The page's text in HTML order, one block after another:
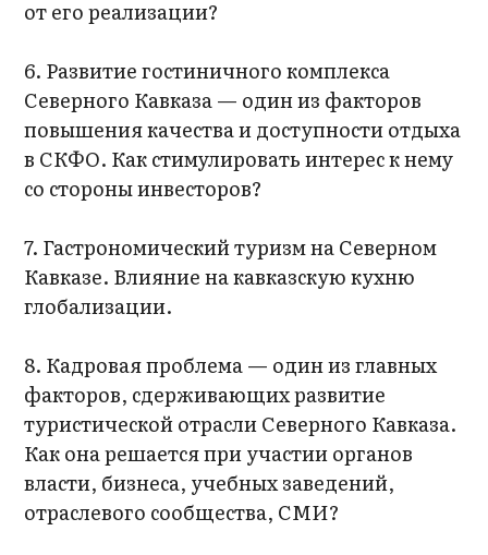
от его реализации?
6. Развитие гостиничного комплекса
Северного Кавказа — один из факторов
повышения качества и доступности отдыха
в СКФО. Как стимулировать интерес к нему
со стороны инвесторов?
7. Гастрономический туризм на Северном
Кавказе. Влияние на кавказскую кухню
глобализации.
8. Кадровая проблема — один из главных
факторов, сдерживающих развитие
туристической отрасли Северного Кавказа.
Как она решается при участии органов
власти, бизнеса, учебных заведений,
отраслевого сообщества, СМИ?